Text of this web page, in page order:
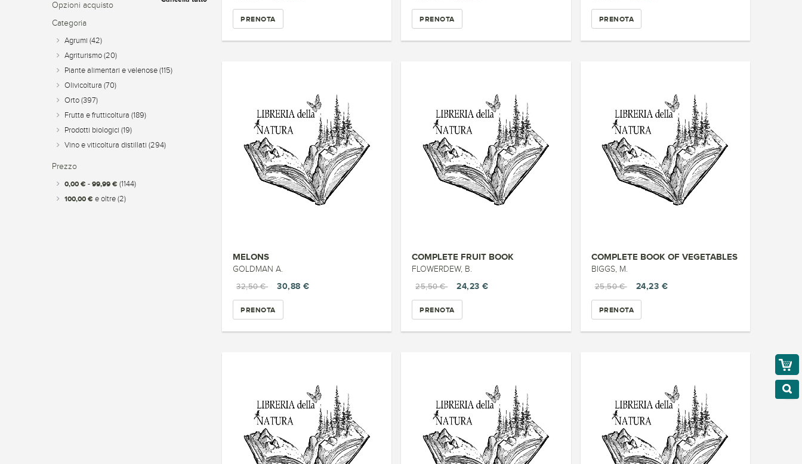
PRENOTA PRENOTA PRENOTA
MELONS
GOLDMAN A.
32,50 €
30,88 €
PRENOTA
COMPLETE FRUIT BOOK
FLOWERDEW, B.
25,50 €
24,23 €
PRENOTA
COMPLETE BOOK OF VEGETABLES
BIGGS, M.
25,50 €
24,23 €
PRENOTA
Opzioni acquisto
Categoria
Agrumi (42)
Agriturismo (20)
Piante alimentari e velenose (115)
Olivicoltura (70)
Orto (397)
Frutta e frutticoltura (189)
Prodotti biologici (19)
Vino e viticoltura distillati (294)
Prezzo
0,00 € - 99,99 € (1144)
100,00 € e oltre (2)